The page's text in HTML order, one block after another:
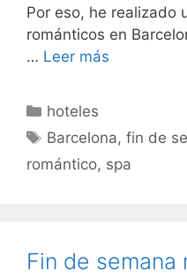
Por eso, he realizado
románticos en
… Leer más
Categorías
hoteles
Etiquetas
Barcelona,fin de
romántico, spa
Fin de semana